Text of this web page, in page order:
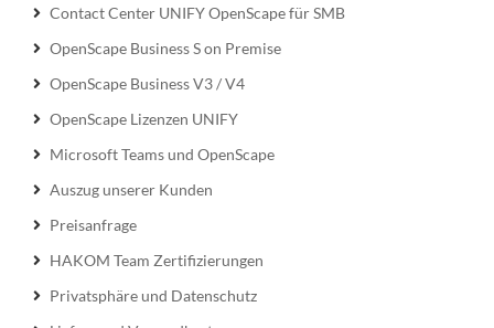
Contact Center UNIFY OpenScape für SMB
OpenScape Business S on Premise
OpenScape Business V3 / V4
OpenScape Lizenzen UNIFY
Microsoft Teams und OpenScape
Auszug unserer Kunden
Preisanfrage
HAKOM Team Zertifizierungen
Privatsphäre und Datenschutz